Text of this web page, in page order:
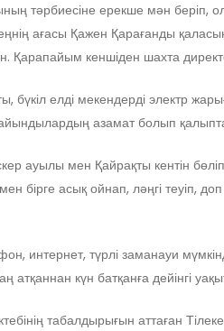
тәрбиесіне ерекше мән беріп,
ағасы Қажен Қарағанды
Қарапайым кеншіден шахта
бүкіл елді мекендерді электр
азамат болып
ауылы мен Қайрақты кентін
бірге асық ойнап, ләңгі теуіп,
интернет, түрлі заманауи
атқаннан күн батқанға дейінгі
табалдырығын аттаған